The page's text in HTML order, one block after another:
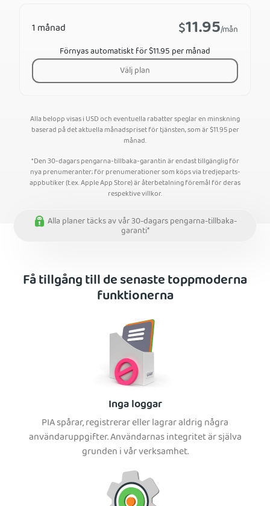
1 månad $11.95/mån
Förnyas automatiskt för $11.95 per månad
Välj plan
Alla belopp visas i USD och eventuella rabatter speglar en minskning
baserad på det aktuella månadspriset för tjänsten, som är$11.95per
månad.
*Den 30-dagars pengarna-tillbaka-garantin är endast tillgänglig för
nya prenumeranter; för prenumerationer som köps via tredjeparts-
appbutiker (t.ex. Apple App Store) är återbetalning föremål för deras
respektive villkor.
Alla planer täcks av vår 30-dagars pengarna-tillbaka-
garanti*
Få tillgång till de senaste toppmoderna
funktionerna
Inga loggar
PIA spårar, registrerar eller lagrar aldrig några
användaruppgifter. Användarnas integritet är själva
grunden i vår verksamhet.